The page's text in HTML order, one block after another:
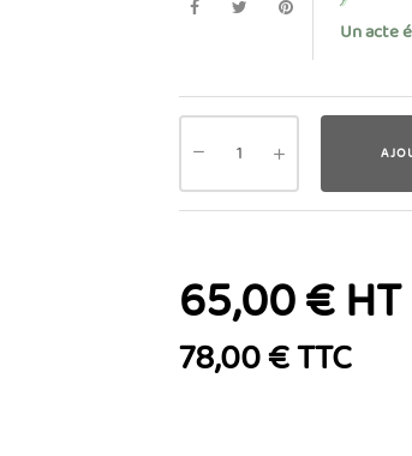
Un acte
65,00 € HT
78,00 € TTC